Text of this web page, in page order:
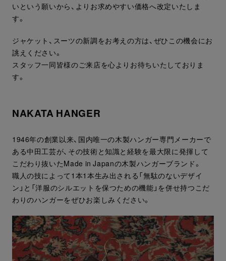
いという願いから、よりお求めやすい価格へ改定いたしま
す。
ジャケット、スーツの新調をお考えの方は、ぜひこの機会にお
誂えください。
スタッフ一同皆様のご来店を心よりお待ちいたしておりま
す。
NAKATA HANGER
1946年の創業以来、国内唯一の木製ハンガー専門メーカーで
ある中田工芸が、その技術と知識と経験を最大限に発揮して
こだわり抜いたMade in Japanの木製ハンガーブランド。
職人の技によって1本1本生み出される「無駄のないデザイ
ン」と「洋服のシルエットを保つための機能」を併せ持つこだ
わりのハンガーをぜひお楽しみください。